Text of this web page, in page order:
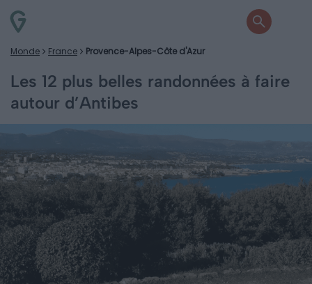
Monde France Provence-Alpes-Côte d'Azur
Les 12 plus belles randonnées à faire
autour d’Antibes